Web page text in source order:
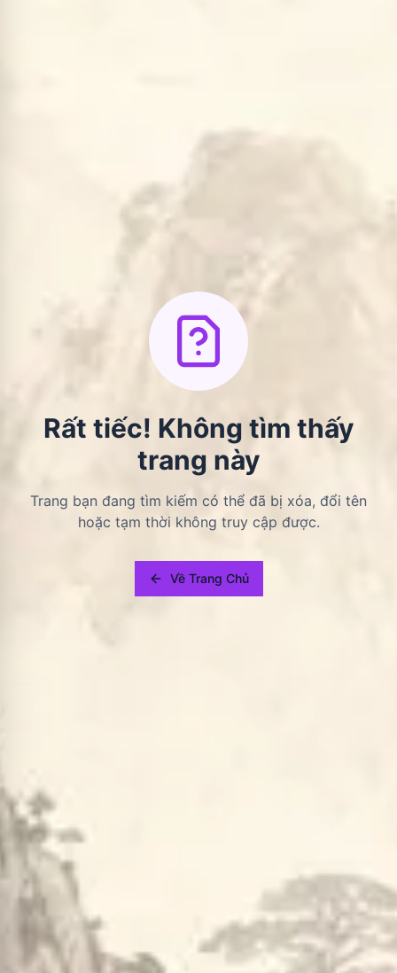
Rất tiếc! Không tìm thấy
trang này
Trang bạn đang tìm kiếm có thể đã bị xóa, đổi tên
hoặc tạm thời không truy cập được.
Về Trang Chủ